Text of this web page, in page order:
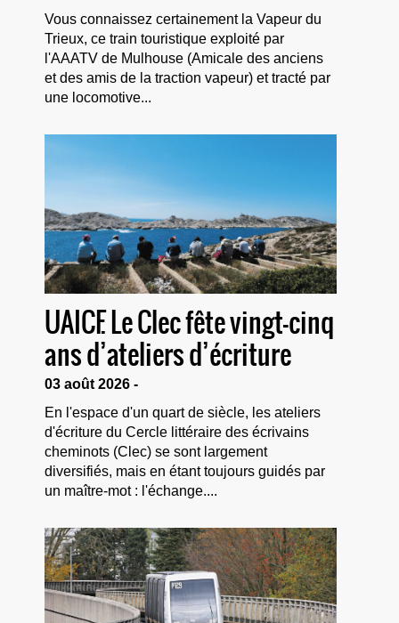
Vous connaissez certainement la Vapeur du
Trieux, ce train touristique exploité par
l'AAATV de Mulhouse (Amicale des anciens
et des amis de la traction vapeur) et tracté par
une locomotive...
UAICF. Le Clec fête vingt-cinq
ans d’ateliers d’écriture
03 août 2026 -
En l'espace d'un quart de siècle, les ateliers
d'écriture du Cercle littéraire des écrivains
cheminots (Clec) se sont largement
diversifiés, mais en étant toujours guidés par
un maître-mot : l'échange....